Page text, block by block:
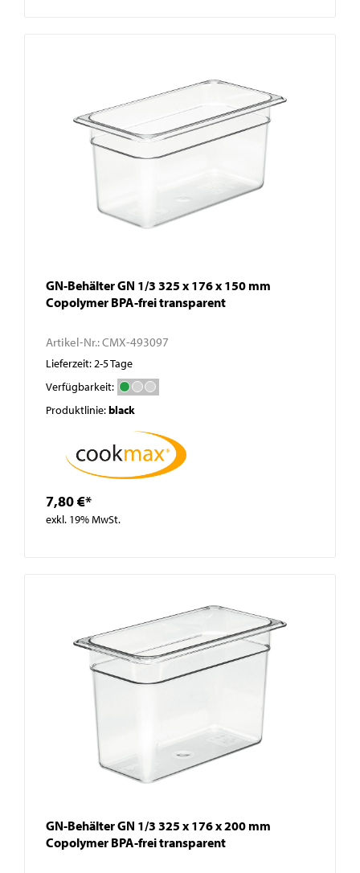
GN-Behälter GN 1/3 325 x 176 x 150 mm
Copolymer BPA-frei transparent
Artikel-Nr.:CMX-493097
Lieferzeit: 2-5 Tage
Verfügbarkeit:
Produktlinie:black
7,80 €*
exkl. 19% MwSt.
GN-Behälter GN 1/3 325 x 176 x 200 mm
Copolymer BPA-frei transparent